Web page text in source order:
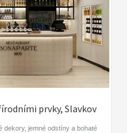
prvky, Slavkov
dekory, jemné odstíny a bohaté